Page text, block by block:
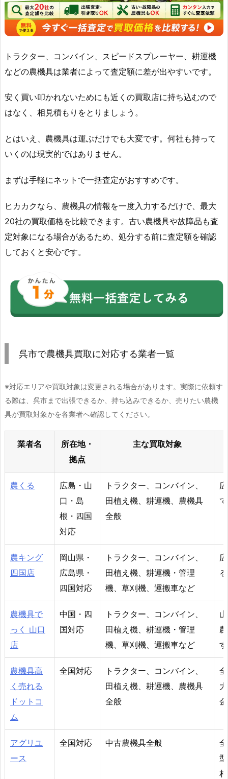
トラクター、コンバイン、スピードスプレーヤー、耕運機
などの農機具は業者によって査定額に差が出やすいです。
安く買い叩かれないためにも近くの買取店に持ち込むので
はなく、相見積もりをとりましょう。
とはいえ、農機具は運ぶだけでも大変です。何社も持って
いくのは現実的ではありません。
まずは手軽にネットで一括査定がおすすめです。
ヒカカクなら、農機具の情報を一度入力するだけで、最大
20社の買取価格を比較できます。古い農機具や故障品も査
定対象になる場合があるため、処分する前に査定額を確認
しておくと安心です。
呉市で農機具買取に対応する業者一覧
※対応エリアや買取対象は変更される場合があります。実際に依頼す
る際は、呉市まで出張できるか、持ち込みできるか、売りたい農機
具が買取対象かを各業者へ確認してください。
業者名
所在地・
拠点
主な買取対象
農くる
広島・山
口・島
根・四国
対応
トラクター、コンバイン、
田植え機、耕運機、農機具
全般
農キング
四国店
岡山県・
広島県・
四国対応
トラクター、コンバイン、
田植え機、耕運機・管理
機、草刈機、運搬車など
農機具で
っく 山口
店
中国・四
国対応
トラクター、コンバイン、
田植え機、耕運機・管理
機、草刈機、運搬車など
農機具高
く売れる
ドットコ
ム
全国対応
トラクター、コンバイン、
田植え機、耕運機、農機具
全般
アグリユ
ース
全国対応 中古農機具全般